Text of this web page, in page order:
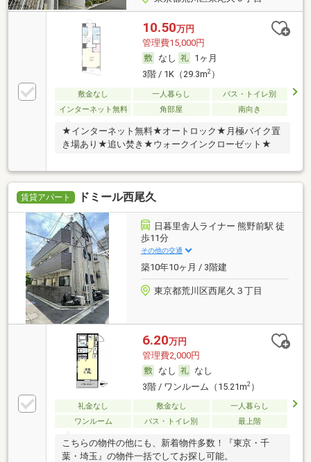
10.50万円
管理費15,000円
なし
1ヶ月
3階 / 1K（29.3m2）
敷金なし 一人暮らし
バス・トイレ別
インターネット無料
角部屋 南向き
★インターネット無料★オートロック★月極バイク置
き場あり★追い焚き★ウォークインクローゼット★
賃貸アパート ドミール西尾久
日暮里舎人ライナー 熊野前駅 徒
歩11分
その他の交通
築10年10ヶ月 / 3階建
東京都荒川区西尾久３丁目
6.20万円
管理費2,000円
なし
なし
3階 / ワンルーム（15.21m2）
礼金なし 敷金なし
一人暮らし
ワンルーム
バス・トイレ別 最上階
こちらの物件の他にも、新着物件多数！『東京・千
葉・埼玉』の物件一括でしてお探し可能。